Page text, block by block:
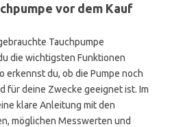
vor dem Kauf
Tauchpumpe
die wichtigsten Funktionen
erkennst du, ob die Pumpe noch
für deine Zwecke geeignet ist. Im
klare Anleitung mit den
möglichen Messwerten und